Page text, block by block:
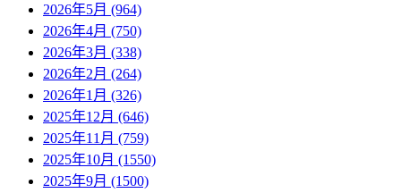
2026年5月 (964)
2026年4月 (750)
2026年3月 (338)
2026年2月 (264)
2026年1月 (326)
2025年12月 (646)
2025年11月 (759)
2025年10月 (1550)
2025年9月 (1500)